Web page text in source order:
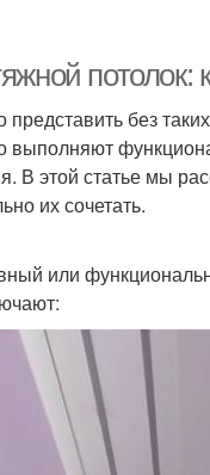
потолок:
без
выполняют
В этой статье мы
их сочетать.
или